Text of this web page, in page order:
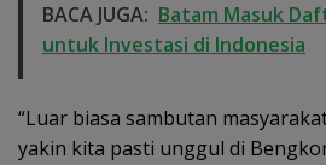
BACA JUGA: Batam Masuk
untuk Investasi di Indonesia
“Luar biasa sambutan
yakin kita pasti unggul di